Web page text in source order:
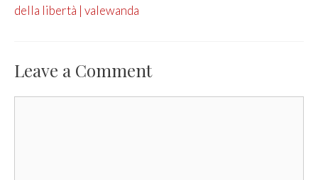
della libertà | valewanda
Leave a Comment